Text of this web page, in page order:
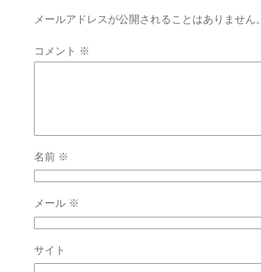
メールアドレスが公開されることはありません。
コメント ※
名前 ※
メール ※
サイト